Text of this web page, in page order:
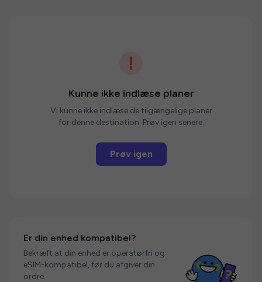
Kunne ikke indlæse planer
Vi kunne ikke indlæse de tilgængelige planer
for denne destination. Prøv igen senere.
Prøv igen
Er din enhed kompatibel?
Bekræft at din enhed er operatørfri og
eSIM-kompatibel, før du afgiver din
ordre.